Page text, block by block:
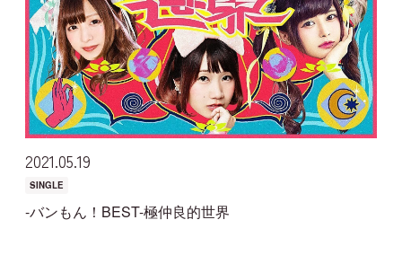
2021 0519
SINGLE
-バンもん！BEST-極仲良的世界